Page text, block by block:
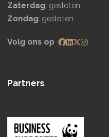
Zaterdag: gesloten
Zondag: gesloten
Volg ons op
Partners